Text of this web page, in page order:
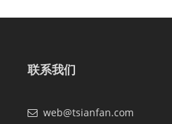
联系我们
web@tsianfan.com